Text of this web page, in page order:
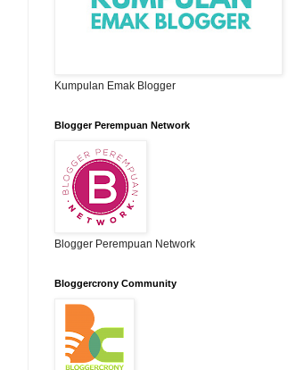
Kumpulan Emak Blogger
Blogger Perempuan Network
Blogger Perempuan Network
Bloggercrony Community